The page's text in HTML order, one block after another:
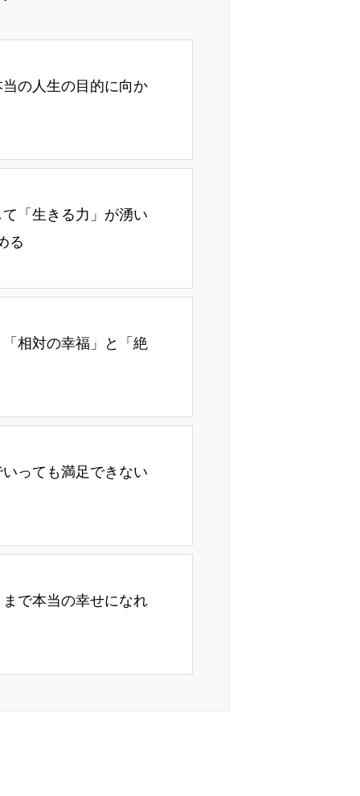
の人生の目的に向か
「生きる力」が湧い
る
相対の幸福」と「絶
っても満足できない
で本当の幸せになれ